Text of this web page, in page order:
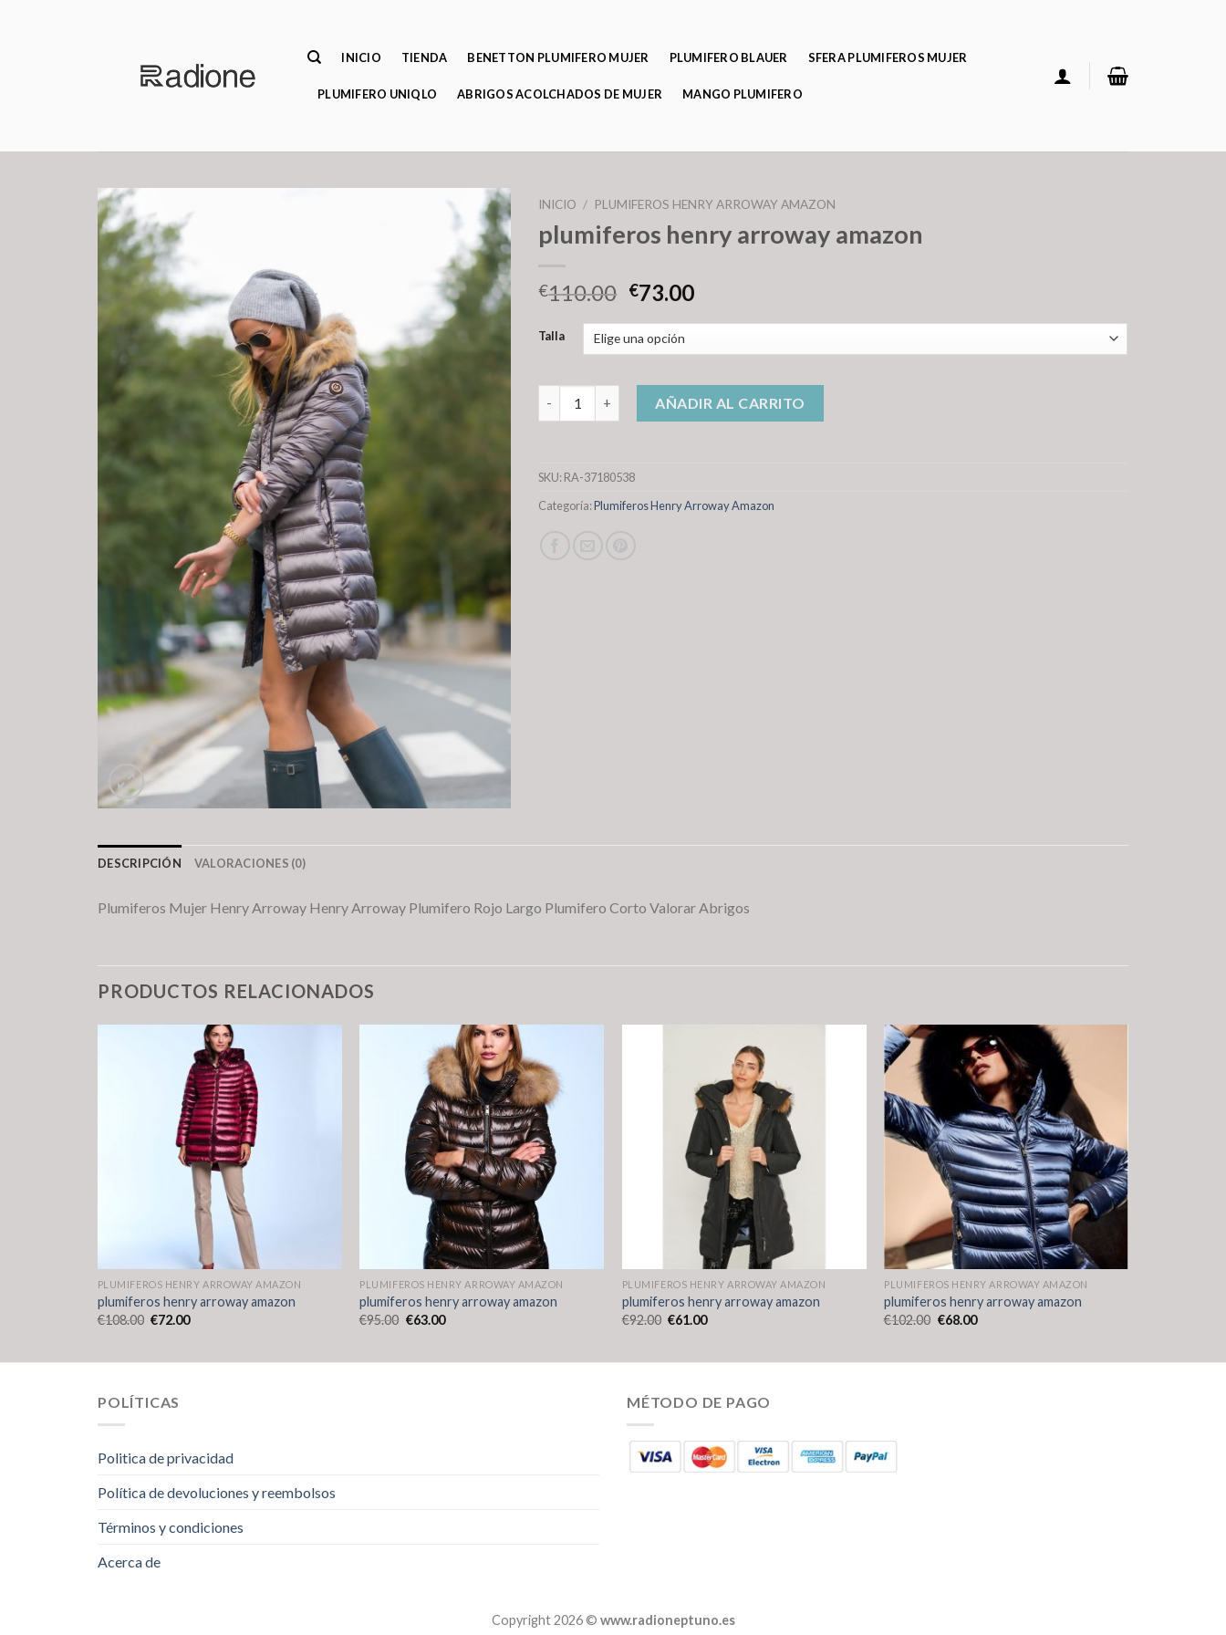
INICIO TIENDA BENETTON PLUMIFERO MUJER PLUMIFERO BLAUER SFERA PLUMIFEROS MUJER
PLUMIFERO UNIQLO ABRIGOS ACOLCHADOS DE MUJER MANGO PLUMIFERO
INICIO / PLUMIFEROS HENRY ARROWAY AMAZON
plumiferos henry arroway amazon
€110.00 €73.00
Talla
plumiferos henry arroway amazon cantidad
AÑADIR AL CARRITO
SKU:RA-37180538
Categoría:Plumiferos Henry Arroway Amazon
DESCRIPCIÓN VALORACIONES (0)
Plumiferos Mujer Henry Arroway Henry Arroway Plumifero Rojo Largo Plumifero Corto Valorar Abrigos
PRODUCTOS RELACIONADOS
PLUMIFEROS HENRY ARROWAY AMAZON
plumiferos henry arroway amazon
€108.00 €72.00
PLUMIFEROS HENRY ARROWAY AMAZON
plumiferos henry arroway amazon
€95.00 €63.00
PLUMIFEROS HENRY ARROWAY AMAZON
plumiferos henry arroway amazon
€92.00 €61.00
PLUMIFEROS HENRY ARROWAY AMAZON
plumiferos henry arroway amazon
€102.00 €68.00
POLÍTICAS
Politica de privacidad
Política de devoluciones y reembolsos
Términos y condiciones
Acerca de
MÉTODO DE PAGO
Copyright 2026 © www.radioneptuno.es